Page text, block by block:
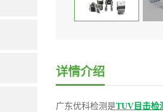
详情介绍
广东优科检测是TUV目击检